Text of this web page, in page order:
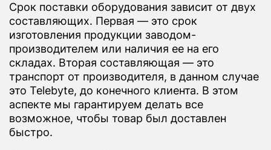
Срок поставки оборудования зависит от двух
составляющих. Первая — это срок
изготовления продукции заводом-
производителем или наличия ее на его
складах. Вторая составляющая — это
транспорт от производителя, в данном случае
это Telebyte, до конечного клиента. В этом
аспекте мы гарантируем делать все
возможное, чтобы товар был доставлен
быстро.